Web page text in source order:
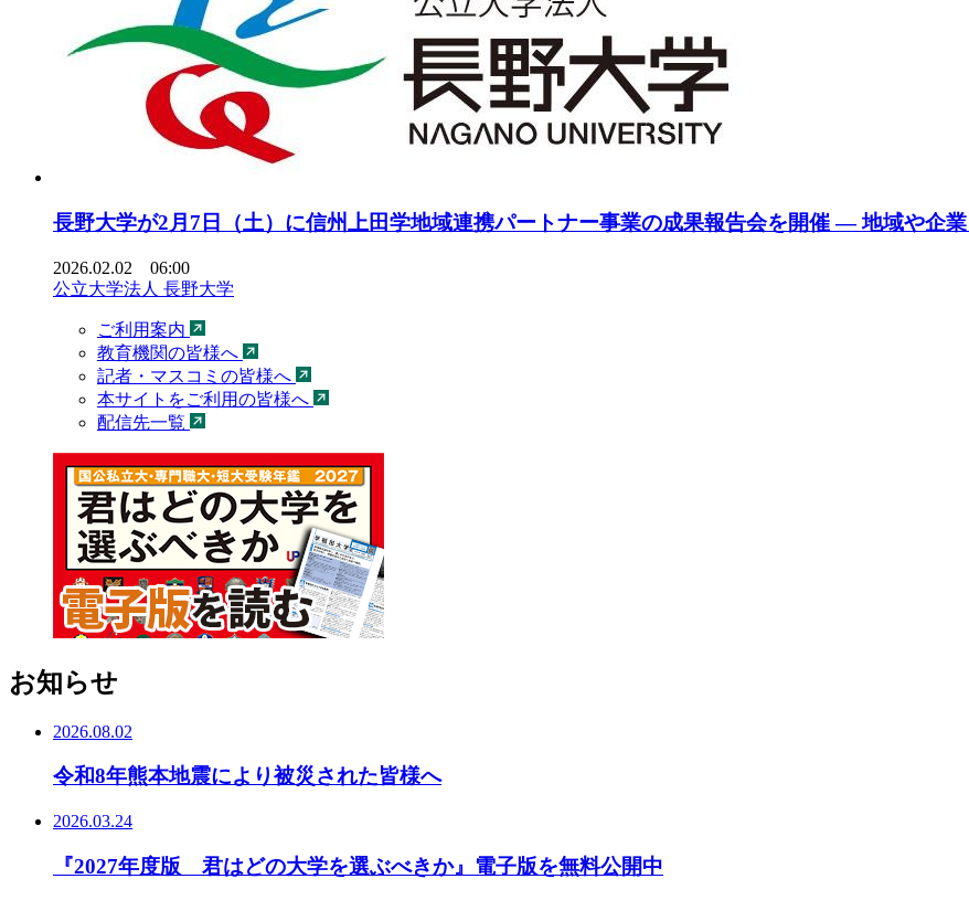
長野大学が2月7日（土）に信州上田学地域連携パートナー事業の成果報告会を開催 ― 地域や企
2026.02.02 06:00
公立大学法人 長野大学
ご利用案内
教育機関の皆様へ
記者・マスコミの皆様へ
本サイトをご利用の皆様へ
配信先一覧
お知らせ
2026.08.02
令和8年熊本地震により被災された皆様へ
2026.03.24
『2027年度版 君はどの大学を選ぶべきか』電子版を無料公開中